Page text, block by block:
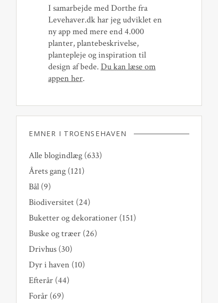
I samarbejde med Dorthe fra
Levehaver.dk har jeg udviklet en
ny app med mere end 4.000
planter, plantebeskrivelse,
plantepleje og inspiration til
design af bede. Du kan læse om
appen her.
EMNER I TROENSEHAVEN
Alle blogindlæg(633)
Årets gang(121)
Bål(9)
Biodiversitet(24)
Buketter og dekorationer(151)
Buske og træer(26)
Drivhus(30)
Dyr i haven (10)
Efterår(44)
Forår(69)